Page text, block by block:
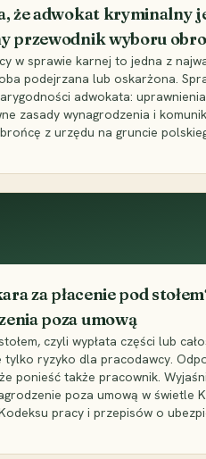
że adwokat kryminalny
przewodnik wyboru
w sprawie karnej to jedna z
podejrzana lub oskarżona.
adwokata:
zasady wynagrodzenia i
z urzędu na gruncie
za płacenie pod
poza umową
czyli wypłata części lub
tylko ryzyko dla pracodawcy.
ponieść także pracownik.
poza umową w świetle
pracy i przepisów o